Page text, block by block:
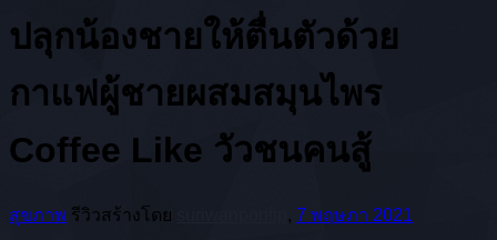
ปลุกน้องชายให้ตื่นตัวด้วย
กาแฟผู้ชายผสมสมุนไพร
Coffee Like วัวชนคนสู้
สุขภาพ รีวิวสร้างโดย , 7 พฤษภา 2021